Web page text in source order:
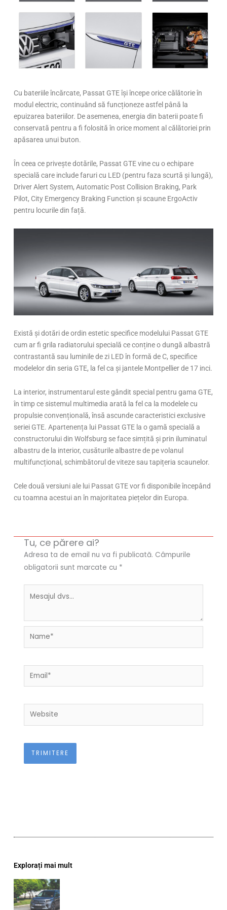
Cu bateriile încărcate, Passat GTE își începe orice călătorie în
modul electric, continuând să funcționeze astfel până la
epuizarea bateriilor. De asemenea, energia din baterii poate fi
conservată pentru a fi folosită în orice moment al călătoriei prin
apăsarea unui buton.
În ceea ce privește dotările, Passat GTE vine cu o echipare
specială care include faruri cu LED (pentru faza scurtă și lungă),
Driver Alert System, Automatic Post Collision Braking, Park
Pilot, City Emergency Braking Function și scaune ErgoActiv
pentru locurile din față.
Există și dotări de ordin estetic specifice modelului Passat GTE
cum ar fi grila radiatorului specială ce conține o dungă albastră
contrastantă sau luminile de zi LED în formă de C, specifice
modelelor din seria GTE, la fel ca și jantele Montpellier de 17 inci.
La interior, instrumentarul este gândit special pentru gama GTE,
în timp ce sistemul multimedia arată la fel ca la modelele cu
propulsie convențională, însă ascunde caracteristici exclusive
seriei GTE. Apartenența lui Passat GTE la o gamă specială a
constructorului din Wolfsburg se face simțită și prin iluminatul
albastru de la interior, cusăturile albastre de pe volanul
multifuncțional, schimbătorul de viteze sau tapițeria scaunelor.
Cele două versiuni ale lui Passat GTE vor fi disponibile începând
cu toamna acestui an în majoritatea piețelor din Europa.
Tu, ce părere ai?
Adresa ta de email nu va fi publicată. Câmpurile
obligatorii sunt marcate cu *
Name*
Email*
Website
Explorați mai mult